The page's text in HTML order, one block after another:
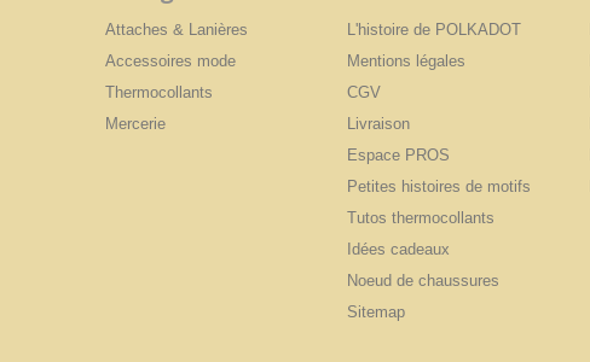
Attaches & Lanières
Accessoires mode
Thermocollants
Mercerie
L'histoire de POLKADOT
Mentions légales
CGV
Livraison
Espace PROS
Petites histoires de motifs
Tutos thermocollants
Idées cadeaux
Noeud de chaussures
Sitemap